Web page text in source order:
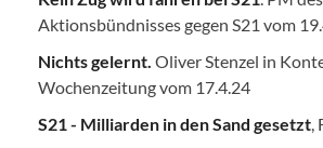
Aktionsbündnisses gegen S21 vom
Nichts gelernt. Oliver Stenzel in
Wochenzeitung vom 17.4.24
S21 - Milliarden in den Sand gesetzt